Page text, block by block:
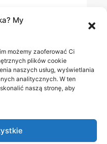
My
możemy zaoferować Ci
plików cookie
naszych usług, wyświetlania
analitycznych. W ten
naszą stronę, aby
Napisz do